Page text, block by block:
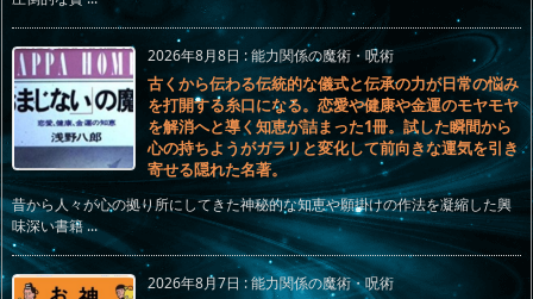
2026年8月8日 :能力関係の魔術・呪術
古くから伝わる伝統的な儀式と伝承の力が日常の悩み
を打開する糸口になる。恋愛や健康や金運のモヤモヤ
を解消へと導く知恵が詰まった1冊。試した瞬間から
心の持ちようがガラリと変化して前向きな運気を引き
寄せる隠れた名著。
昔から人々が心の拠り所にしてきた神秘的な知恵や願掛けの作法を凝縮した興
味深い書籍 ...
2026年8月7日:能力関係の魔術・呪術